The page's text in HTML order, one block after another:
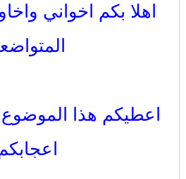
اهلا بكم اخواني
اعطيكم هذا الموضوع